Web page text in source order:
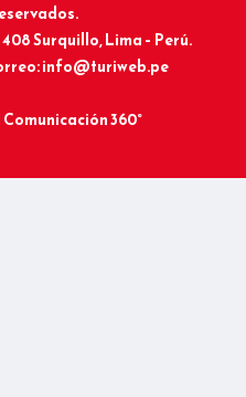
Surquillo, Lima – Perú.
info@turiweb.pe
360°